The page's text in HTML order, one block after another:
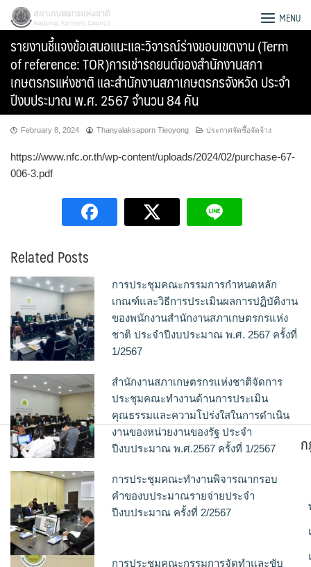
Skip
content
Search
for:
สภาเกษตรกรแห่งชาติ MENU
รายงานชี้แจงข้อเสนอแนะและวิจารณ์ร่างขอบเขตงาน (Term
of reference: TOR)การเช่ารถยนต์ของสำนักงานสภา
เกษตรกรแห่งชาติ และสำนักงานสภาเกษตรกรจังหวัด ประจำ
ปีงบประมาณ พ.ศ. 2567 จำนวน 84 คัน
February 8, 2024 Thanyalaksaporn Tieoyong ประกาศจัดซื้อจัดจ้าง
https://www.nfc.or.th/wp-content/uploads/2024/02/purchase-67-
006-3.pdf
Related Posts
การประชุมคณะกรรมการกำหนดหลัก
เกณฑ์และวิธีการประเมินผลการปฏิบัติงาน
ของพนักงานสำนักงานสภาเกษตรกรแห่ง
ชาติ ประจำปีงบประมาณ พ.ศ. 2567 ครั้งที่
1/2567
สำนักงานสภาเกษตรกรแห่งชาติจัดการ
ประชุมคณะทำงานด้านการประเมิน
คุณธรรมและความโปร่งใสในการดำเนิน
งานของหน่วยงานของรัฐ ประจำ
ปีงบประมาณ พ.ศ.2567 ครั้งที่ 1/2567
การประชุมคณะทำงานพิจารณากรอบ
คำของบประมาณรายจ่ายประจำ
ปีงบประมาณ ครั้งที่ 2/2567
การประชุมคณะกรรมการจัดทำและขับ